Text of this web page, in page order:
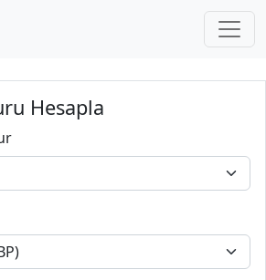
Hesapla